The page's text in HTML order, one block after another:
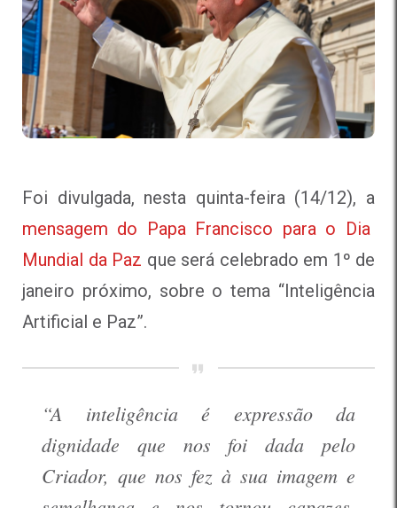
Foi divulgada, nesta quinta-feira (14/12), a
mensagem do Papa Francisco para o Dia
Mundial da Paz que será celebrado em 1º de
janeiro próximo, sobre o tema “Inteligência
Artificial e Paz”.
“A inteligência é expressão da
dignidade que nos foi dada pelo
Criador, que nos fez à sua imagem e